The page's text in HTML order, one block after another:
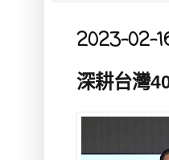
2023-02-
深耕台灣